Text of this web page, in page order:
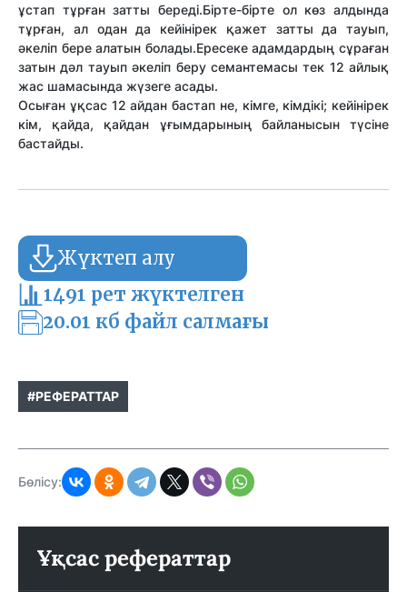
ұстап тұрған затты береді.Бірте-бірте ол көз алдында
тұрған, ал одан да кейінірек қажет затты да тауып,
әкеліп бере алатын болады.Ересеке адамдардың сұраған
затын дәл тауып әкеліп беру семантемасы тек 12 айлық
жас шамасында жүзеге асады.
Осыған ұқсас 12 айдан бастап не, кімге, кімдікі; кейінірек
кім, қайда, қайдан ұғымдарының байланысын түсіне
бастайды.
Жүктеп алу
1491 рет жүктелген
20.01 кб файл салмағы
#РЕФЕРАТТАР
Бөлісу:
Ұқсас рефераттар